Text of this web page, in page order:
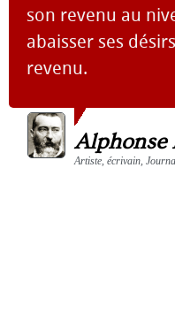
son revenu au
abaisser ses
revenu.
Alphonse
Artiste, écrivain,